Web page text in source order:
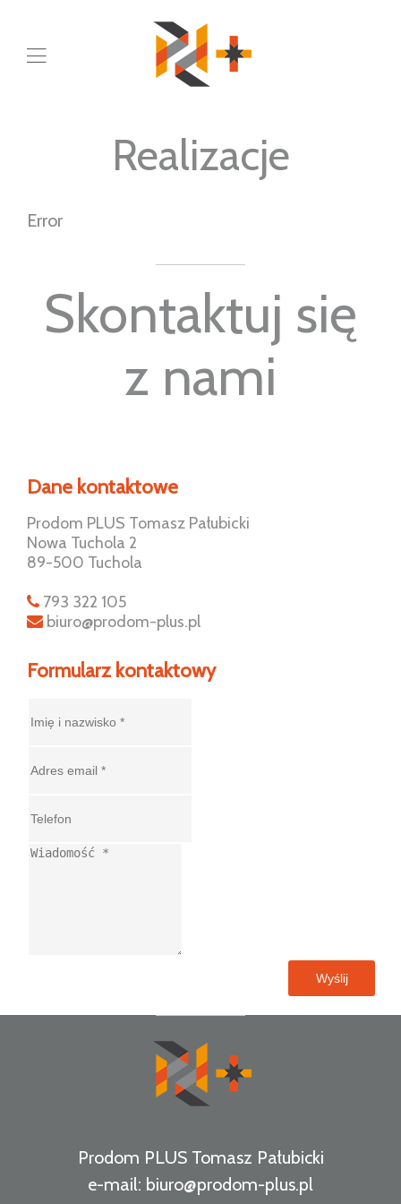
Realizacje
Error
Skontaktuj się
z nami
Dane kontaktowe
Prodom PLUS Tomasz Pałubicki
Nowa Tuchola 2
89-500 Tuchola
793 322 105
biuro@prodom-plus.pl
Formularz kontaktowy
Prodom PLUS Tomasz Pałubicki
e-mail: biuro@prodom-plus.pl